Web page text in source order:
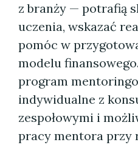
z branży — potrafią
uczenia, wskazać
pomóc w
modelu
program
indywidualne z
zespołowymi i
pracy mentora przy